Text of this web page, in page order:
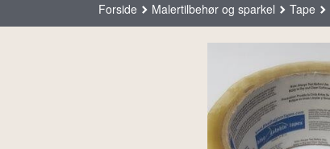
Forside Malertilbehør og sparkel Tape